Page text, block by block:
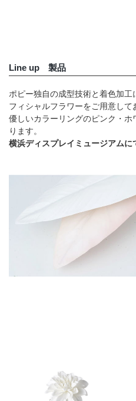
Line up 製品
ポピー独自の成型技術と着色加工
フィシャルフラワーをご用意して
優しいカラーリングのピンク・
ります。
横浜ディスプレイミュージアムに